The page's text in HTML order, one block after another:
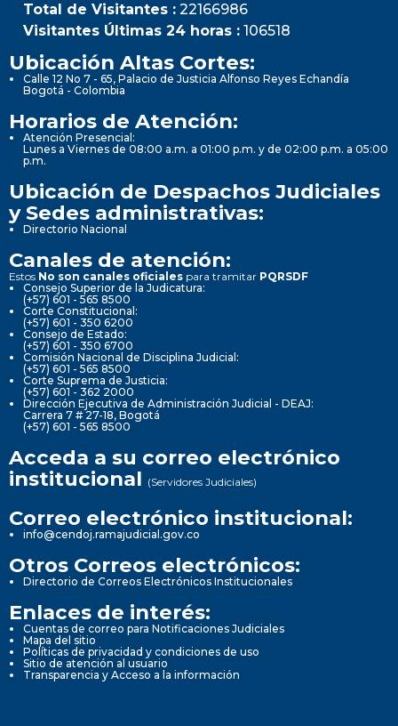
Total de Visitantes : 22166986
Visitantes Últimas 24 horas : 106518
Ubicación Altas Cortes:
Calle 12 No 7 - 65, Palacio de Justicia Alfonso Reyes Echandía
Bogotá - Colombia
Horarios de Atención:
Atención Presencial:
Lunes a Viernes de 08:00 a.m. a 01:00 p.m. y de 02:00 p.m. a 05:00
p.m.
Ubicación de Despachos Judiciales
y Sedes administrativas:
Directorio Nacional
Canales de atención:
Estos No son canales oficiales para tramitar PQRSDF
Consejo Superior de la Judicatura:
(+57) 601 - 565 8500
Corte Constitucional:
(+57) 601 - 350 6200
Consejo de Estado:
(+57) 601 - 350 6700
Comisión Nacional de Disciplina Judicial:
(+57) 601 - 565 8500
Corte Suprema de Justicia:
(+57) 601 - 362 2000
Dirección Ejecutiva de Administración Judicial - DEAJ:
Carrera 7 # 27-18, Bogotá
(+57) 601 - 565 8500
Acceda a su correo electrónico
institucional (Servidores Judiciales)
Correo electrónico institucional:
info@cendoj.ramajudicial.gov.co
Otros Correos electrónicos:
Directorio de Correos Electrónicos Institucionales
Enlaces de interés:
Cuentas de correo para Notificaciones Judiciales
Mapa del sitio
Políticas de privacidad y condiciones de uso
Sitio de atención al usuario
Transparencia y Acceso a la información